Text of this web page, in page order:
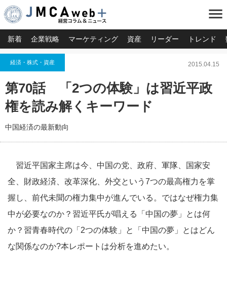
menu
新着 企業戦略 マーケティング 資産 リーダー トレンド
経済・株式・資産 2015.04.15
第70話 「2つの体験」は習近平政
権を読み解くキーワード
中国経済の最新動向
習近平国家主席は今、中国の党、政府、軍隊、国家安
全、財政経済、改革深化、外交という7つの最高権力を掌
握し、前代未聞の権力集中が進んでいる。ではなぜ権力集
中が必要なのか？習近平氏が唱える「中国の夢」とは何
か？習青春時代の「2つの体験」と「中国の夢」とはどん
な関係なのか?本レポートは分析を進めたい。